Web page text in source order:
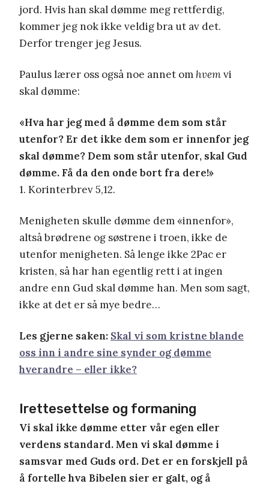
jord. Hvis han skal dømme meg rettferdig,
kommer jeg nok ikke veldig bra ut av det.
Derfor trenger jeg Jesus.
Paulus lærer oss også noe annet om hvemvi
skal dømme:
«Hva har jeg med å dømme dem som står
utenfor? Er det ikke dem som er innenfor jeg
skal dømme? Dem som står utenfor, skal Gud
dømme. Få da den onde bort fra dere!»
1. Korinterbrev 5,12.
Menigheten skulle dømme dem «innenfor»,
altså brødrene og søstrene i troen, ikke de
utenfor menigheten. Så lenge ikke 2Pac er
kristen, så har han egentlig rett i at ingen
andre enn Gud skal dømme han. Men som sagt,
ikke at det er så mye bedre…
Les gjerne saken: Skal vi som kristne blande
oss inn i andre sine synder og dømme
hverandre – eller ikke?
Irettesettelse og formaning
Vi skal ikke dømme etter vår egen eller
verdens standard. Men vi skal dømme i
samsvar med Guds ord. Det er en forskjell på
å fortelle hva Bibelen sier er galt, og å